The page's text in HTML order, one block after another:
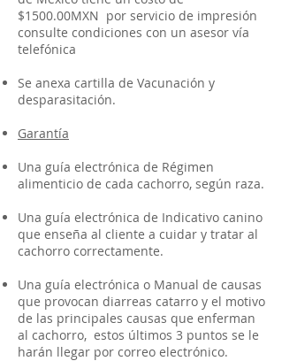
$1500.00MXN por servicio de impresión
consulte condiciones con un asesor vía
telefónica
Se anexa cartilla de Vacunación y
desparasitación.
Garantía
Una guía electrónica de Régimen
alimenticio de cada cachorro, según raza.
Una guía electrónica de Indicativo canino
que enseña al cliente a cuidar y tratar al
cachorro correctamente.
Una guía electrónica o Manual de causas
que provocan diarreas catarro y el motivo
de las principales causas que enferman
al cachorro, estos últimos 3 puntos se le
harán llegar por correo electrónico.